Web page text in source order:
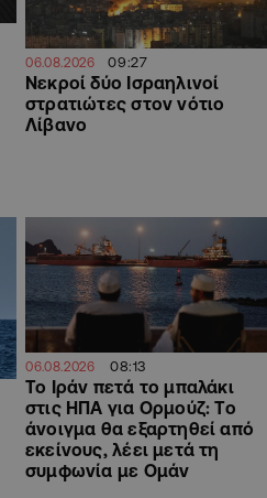
06.08.2026 09:27
Νεκροί δύο Ισραηλινοί
στρατιώτες στον νότιο
Λίβανο
06.08.2026 08:13
Το Ιράν πετά το μπαλάκι
στις ΗΠΑ για Ορμούζ: Το
άνοιγμα θα εξαρτηθεί από
εκείνους, λέει μετά τη
συμφωνία με Ομάν